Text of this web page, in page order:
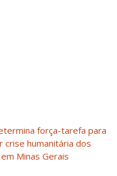
força-tarefa para
crise humanitária dos
Minas Gerais